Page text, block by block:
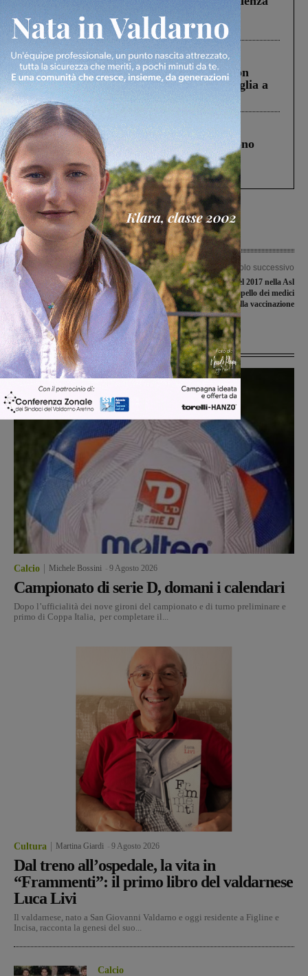
Pnrr, il gruppo di Fratelli d’Italia: “Un
ringraziamento al Governo”
Cronaca 3 Agosto 2026
Scomparso da una struttura di Castiglion
Fiorentino l’uomo che aveva ucciso la figlia a
Levane nel 2020
Cronaca 4 Agosto 2026
Un anno fa la strage in A1 in cui morirono
Gianni, Giulia e Franco. Lo schianto, il
processo, lo stop ai sorpassi fra tir....
Articolo precedente
“Festival della Cultura” a Reggello si
cerca il direttore artistico
Articolo successivo
Morbillo, 168 casi nel 2017 nella Asl
Toscana Centro. Appello dei medici
alla vaccinazione
Ultime Notizie
Calcio Michele Bossini 9 Agosto 2026
Campionato di serie D, domani i calendari
Dopo l’ufficialità dei nove gironi del campionato e di turno preliminare e
primo di Coppa Italia, per completare il...
Cultura Martina Giardi 9 Agosto 2026
Dal treno all’ospedale, la vita in
“Frammenti”: il primo libro del valdarnese
Luca Livi
Il valdarnese, nato a San Giovanni Valdarno e oggi residente a Figline e
Incisa, racconta la genesi del suo...
Calcio